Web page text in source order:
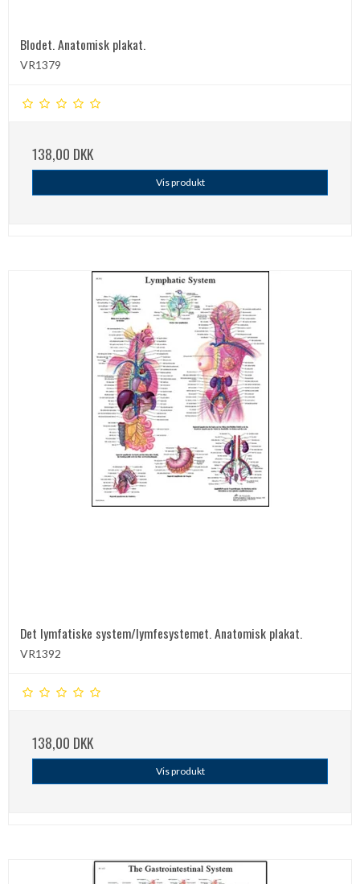
Blodet. Anatomisk plakat.
VR1379
138,00 DKK
Vis produkt
Det lymfatiske system/lymfesystemet. Anatomisk plakat.
VR1392
138,00 DKK
Vis produkt